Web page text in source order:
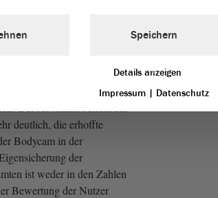
und wie die
Großbritannien sowie aus
im Vorfeld bereits
sich auch in diesem
Wirkung ist nicht
von einer eskalierenden
Der Abschlussbericht zur
deutlich, die erhoffte
Bodycam in der
der
ist weder in den Zahlen
Bewertung der Nutzer
Speichern
Details anzeigen
Impressum | Datenschutz